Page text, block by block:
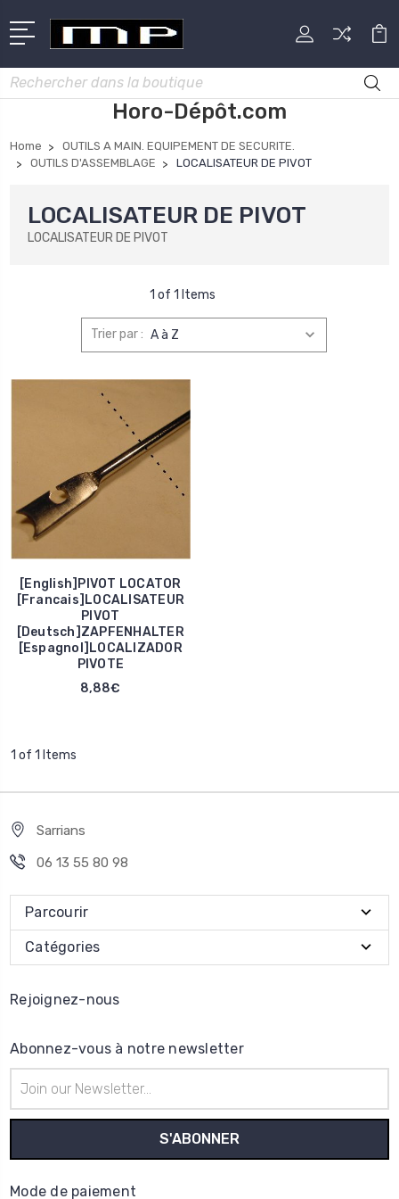
Rechercher
Horo-Dépôt.com
Home
OUTILS A MAIN. EQUIPEMENT DE SECURITE.
OUTILS D'ASSEMBLAGE
LOCALISATEUR DE PIVOT
LOCALISATEUR DE PIVOT
LOCALISATEUR DE PIVOT
1 of 1 Items
Trier par :
[English]PIVOT LOCATOR
[Francais]LOCALISATEUR
PIVOT
[Deutsch]ZAPFENHALTER
[Espagnol]LOCALIZADOR
PIVOTE
8,88€
1 of 1 Items
Sarrians
06 13 55 80 98
Parcourir
Catégories
Rejoignez-nous
Abonnez-vous à notre newsletter
e-
mail
Mode de paiement